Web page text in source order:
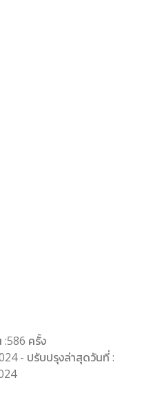
:586 ครั้ง
- ปรับปรุงล่าสุดวันที่ :